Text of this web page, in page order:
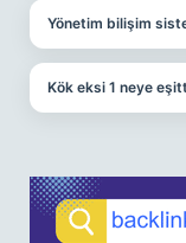
Yönetim bilişim
Kök eksi 1 neye